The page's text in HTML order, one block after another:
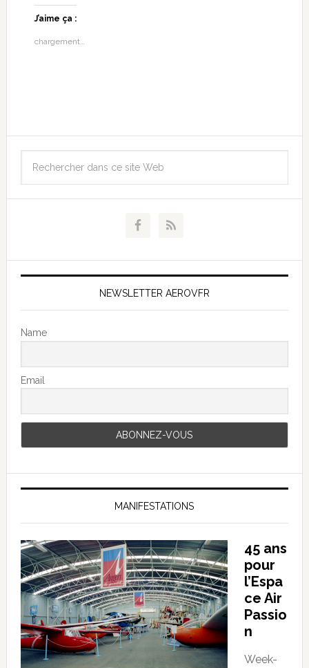
J’aime ça :
chargement…
NEWSLETTER AEROVFR
Name
Email
MANIFESTATIONS
45 ans
pour
l’Espa
ce Air
Passio
n
Week-